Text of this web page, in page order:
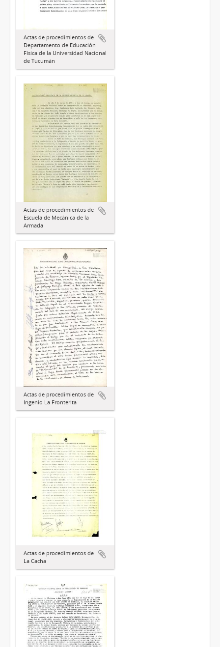
Actas de procedimientos de
Departamento de Educación
Física de la Universidad Nacional
de Tucumán
Actas de procedimientos de
Escuela de Mecánica de la
Armada
Actas de procedimientos de
Ingenio La Fronterita
Actas de procedimientos de
La Cacha